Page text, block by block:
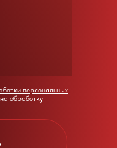
персональных
на обработку